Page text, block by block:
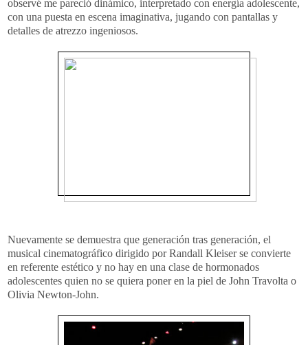
observé me pareció dinámico, interpretado con energía adolescente,
con una puesta en escena imaginativa, jugando con pantallas y
detalles de atrezzo ingeniosos.
Nuevamente se demuestra que generación tras generación, el
musical cinematográfico dirigido por Randall Kleiser se convierte
en referente estético y no hay en una clase de hormonados
adolescentes quien no se quiera poner en la piel de John Travolta o
Olivia Newton-John.